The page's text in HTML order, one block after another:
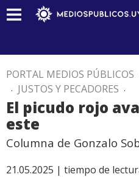
PORTAL MEDIOS PÚBLICOS
. JUSTOS Y PECADORES .
El picudo rojo
este
Columna de Gonzalo
21.05.2025 | tiempo de